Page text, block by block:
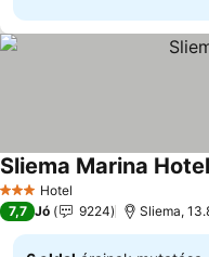
3 Kategória
Hotel
Sliema Marina Hotel
7,7 Jó 9224 Sliema,